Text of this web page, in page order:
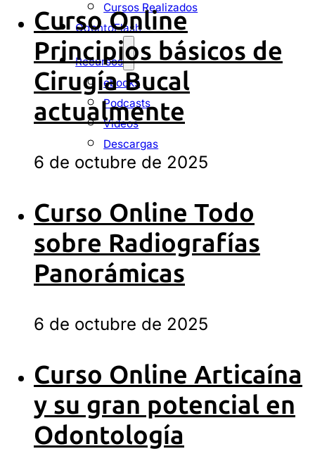
Cursos Realizados
OdontoFlash
Recursos
ebooks
Podcasts
Videos
Descargas
Curso Online
Principios básicos de
Cirugía Bucal
actualmente
6 de octubre de 2025
Curso Online Todo
sobre Radiografías
Panorámicas
6 de octubre de 2025
Curso Online Articaína
y su gran potencial en
Odontología